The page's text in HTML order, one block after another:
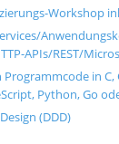
Workshop
APIs/REST/
in C,
Python, Go
(DDD)